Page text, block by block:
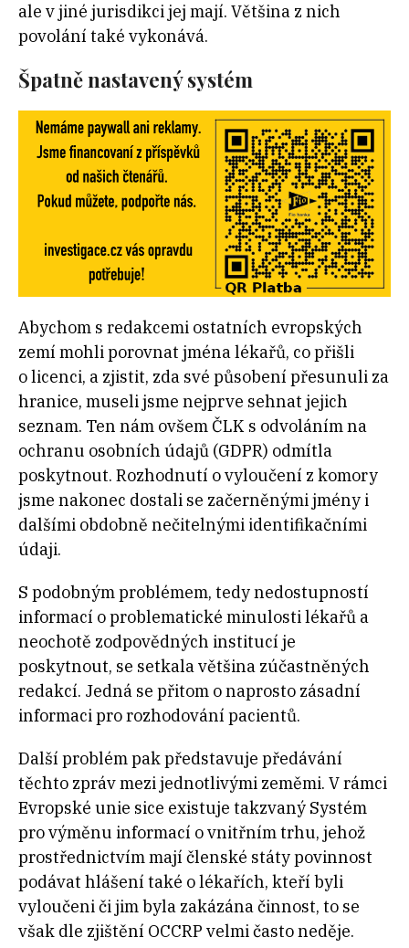
ale v jiné jurisdikci jej mají. Většina z nich
povolání také vykonává.
Špatně nastavený systém
Abychom s redakcemi ostatních evropských
zemí mohli porovnat jména lékařů, co přišli
o licenci, a zjistit, zda své působení přesunuli za
hranice, museli jsme nejprve sehnat jejich
seznam. Ten nám ovšem ČLK s odvoláním na
ochranu osobních údajů (GDPR) odmítla
poskytnout. Rozhodnutí o vyloučení z komory
jsme nakonec dostali se začerněnými jmény i
dalšími obdobně nečitelnými identifikačními
údaji.
S podobným problémem, tedy nedostupností
informací o problematické minulosti lékařů a
neochotě zodpovědných institucí je
poskytnout, se setkala většina zúčastněných
redakcí. Jedná se přitom o naprosto zásadní
informaci pro rozhodování pacientů.
Další problém pak představuje předávání
těchto zpráv mezi jednotlivými zeměmi. V rámci
Evropské unie sice existuje takzvaný Systém
pro výměnu informací o vnitřním trhu, jehož
prostřednictvím mají členské státy povinnost
podávat hlášení také o lékařích, kteří byli
vyloučeni či jim byla zakázána činnost, to se
však dle zjištění OCCRP velmi často neděje.